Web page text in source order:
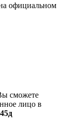
официальном
сможете
лицо в